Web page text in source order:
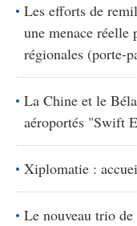
Les efforts de
une menace
régionales (porte-
La Chine et le
aéroportés "Swift
Xiplomatie :
Le nouveau trio